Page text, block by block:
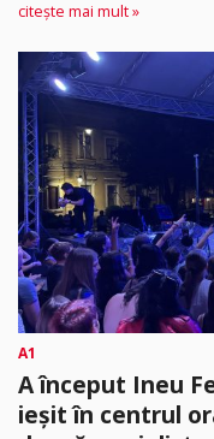
citește mai mult »
A1
A început Ineu
ieșit în centrul